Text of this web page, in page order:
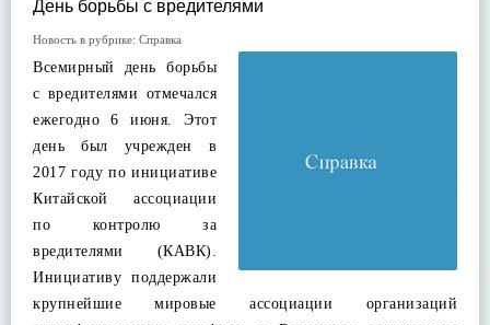
День борьбы с вредителями
Новость в рубрике: Справка
Всемирный день борьбы
с вредителями отмечался
ежегодно 6 июня. Этот
день был учрежден в
2017 году по инициативе
Китайской ассоциации
по контролю за
вредителями (КАВК).
Инициативу поддержали
крупнейшие мировые ассоциации организаций